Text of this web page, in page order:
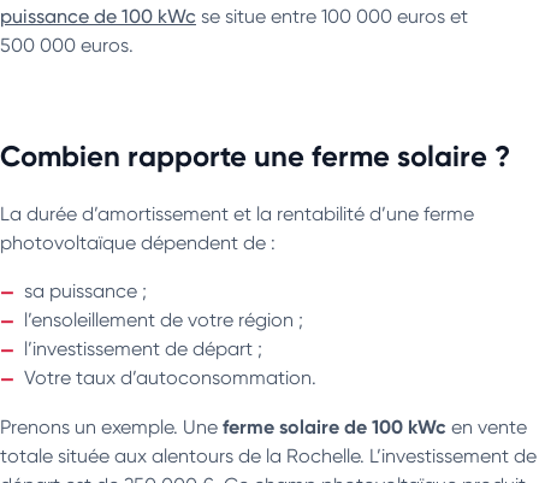
puissance de 100 kWc se situe entre 100 000 euros et
500 000 euros.
Combien rapporte une ferme solaire ?
La durée d’amortissement et la rentabilité d’une ferme
photovoltaïque dépendent de :
sa puissance ;
l’ensoleillement de votre région ;
l’investissement de départ ;
Votre taux d’autoconsommation.
Prenons un exemple. Une ferme solaire de 100 kWc en vente
totale située aux alentours de la Rochelle. L’investissement de